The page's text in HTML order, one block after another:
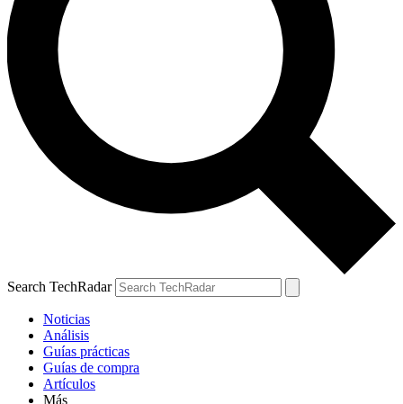
Search TechRadar
Noticias
Análisis
Guías prácticas
Guías de compra
Artículos
Más